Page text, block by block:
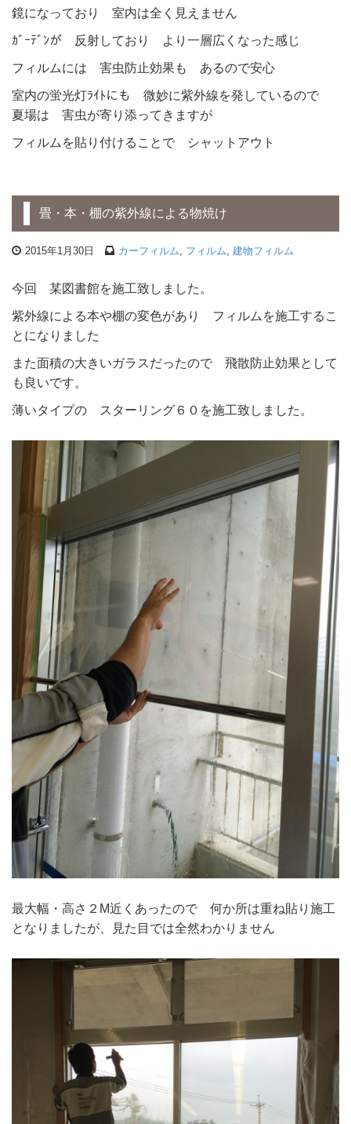
鏡になっており 室内は全く見えません
ｶﾞｰﾃﾞﾝが 反射しており より一層広くなった感じ
フィルムには 害虫防止効果も あるので安心
室内の蛍光灯ﾗｲﾄにも 微妙に紫外線を発しているので
夏場は 害虫が寄り添ってきますが
フィルムを貼り付けることで シャットアウト
畳・本・棚の紫外線による物焼け
2015年1月30日 カーフィルム, フィルム, 建物フィルム
今回 某図書館を施工致しました。
紫外線による本や棚の変色があり フィルムを施工するこ
とになりました
また面積の大きいガラスだったので 飛散防止効果として
も良いです。
薄いタイプの スターリング６０を施工致しました。
最大幅・高さ２M近くあったので 何か所は重ね貼り施工
となりましたが、見た目では全然わかりません